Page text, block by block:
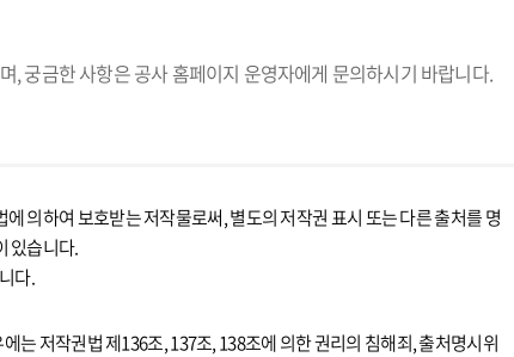
, 궁금한 사항은 공사 홈페이지 운영자에게 문의하시기 바랍니다.
의하여 보호받는 저작물로써, 별도의 저작권 표시 또는 다른 출처를 명
있습니다.
다.
는 저작권법 제136조, 137조, 138조에 의한 권리의 침해죄, 출처명시위